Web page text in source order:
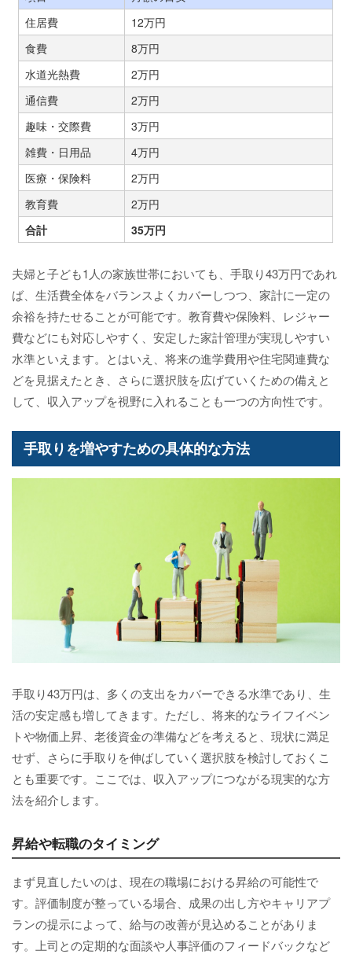
住居費
12万円
食費
8万円
水道光熱費
2万円
通信費
2万円
趣味・交際費
3万円
雑費・日用品
4万円
医療・保険料
2万円
教育費
2万円
合計
35万円
夫婦と子ども1人の家族世帯においても、手取り43万円であれ
ば、生活費全体をバランスよくカバーしつつ、家計に一定の
余裕を持たせることが可能です。教育費や保険料、レジャー
費などにも対応しやすく、安定した家計管理が実現しやすい
水準といえます。とはいえ、将来の進学費用や住宅関連費な
どを見据えたとき、さらに選択肢を広げていくための備えと
して、収入アップを視野に入れることも一つの方向性です。
手取りを増やすための具体的な方法
手取り43万円は、多くの支出をカバーできる水準であり、生
活の安定感も増してきます。ただし、将来的なライフイベン
トや物価上昇、老後資金の準備などを考えると、現状に満足
せず、さらに手取りを伸ばしていく選択肢を検討しておくこ
とも重要です。ここでは、収入アップにつながる現実的な方
法を紹介します。
昇給や転職のタイミング
まず見直したいのは、現在の職場における昇給の可能性で
す。評価制度が整っている場合、成果の出し方やキャリアプ
ランの提示によって、給与の改善が見込めることがありま
す。上司との定期的な面談や人事評価のフィードバックなど